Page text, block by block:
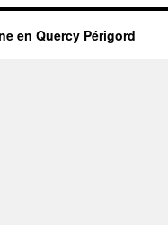
en Quercy Périgord